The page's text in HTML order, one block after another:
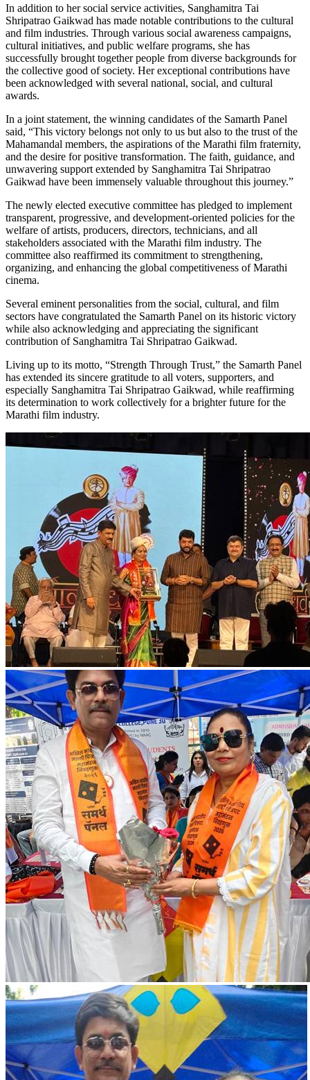
In addition to her social service activities, Sanghamitra Tai
Shripatrao Gaikwad has made notable contributions to the cultural
and film industries. Through various social awareness campaigns,
cultural initiatives, and public welfare programs, she has
successfully brought together people from diverse backgrounds for
the collective good of society. Her exceptional contributions have
been acknowledged with several national, social, and cultural
awards.
In a joint statement, the winning candidates of the Samarth Panel
said, “This victory belongs not only to us but also to the trust of the
Mahamandal members, the aspirations of the Marathi film fraternity,
and the desire for positive transformation. The faith, guidance, and
unwavering support extended by Sanghamitra Tai Shripatrao
Gaikwad have been immensely valuable throughout this journey.”
The newly elected executive committee has pledged to implement
transparent, progressive, and development-oriented policies for the
welfare of artists, producers, directors, technicians, and all
stakeholders associated with the Marathi film industry. The
committee also reaffirmed its commitment to strengthening,
organizing, and enhancing the global competitiveness of Marathi
cinema.
Several eminent personalities from the social, cultural, and film
sectors have congratulated the Samarth Panel on its historic victory
while also acknowledging and appreciating the significant
contribution of Sanghamitra Tai Shripatrao Gaikwad.
Living up to its motto, “Strength Through Trust,” the Samarth Panel
has extended its sincere gratitude to all voters, supporters, and
especially Sanghamitra Tai Shripatrao Gaikwad, while reaffirming
its determination to work collectively for a brighter future for the
Marathi film industry.